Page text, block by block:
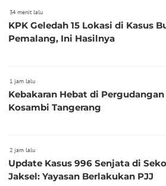
34 menit lalu
KPK Geledah 15 Lokasi di Kasus
Pemalang, Ini Hasilnya
1 jam lalu
Kebakaran Hebat di Pergudangan
Kosambi Tangerang
2 jam lalu
Update Kasus 996 Senjata di
Jaksel: Yayasan Berlakukan PJJ